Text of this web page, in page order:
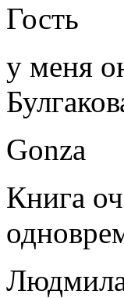
Гость
у меня
Gonza
Книга